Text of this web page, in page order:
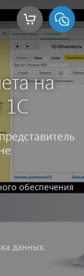
на
1С
обеспечения
данных.